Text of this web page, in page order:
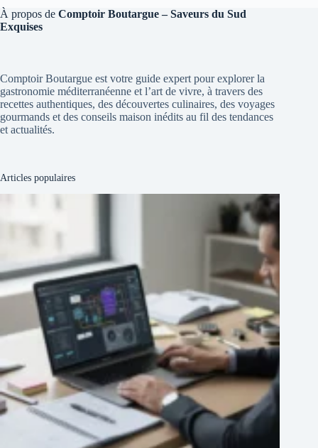
À propos de Comptoir Boutargue – Saveurs du Sud
Exquises
Comptoir Boutargue est votre guide expert pour explorer la
gastronomie méditerranéenne et l’art de vivre, à travers des
recettes authentiques, des découvertes culinaires, des voyages
gourmands et des conseils maison inédits au fil des tendances
et actualités.
Articles populaires